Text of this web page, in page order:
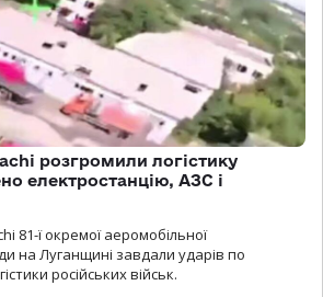
розгромили логістику
електростанцію, АЗС і
81-ї окремої аеромобільної
на Луганщині завдали ударів по
російських військ.